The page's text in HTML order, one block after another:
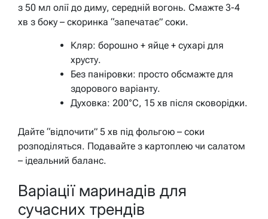
з 50 мл олії до диму, середній вогонь. Смажте 3-4
хв з боку – скоринка “запечатає” соки.
Кляр: борошно + яйце + сухарі для
хрусту.
Без паніровки: просто обсмажте для
здорового варіанту.
Духовка: 200°C, 15 хв після сковорідки.
Дайте “відпочити” 5 хв під фольгою – соки
розподіляться. Подавайте з картоплею чи салатом
– ідеальний баланс.
Варіації маринадів для
сучасних трендів